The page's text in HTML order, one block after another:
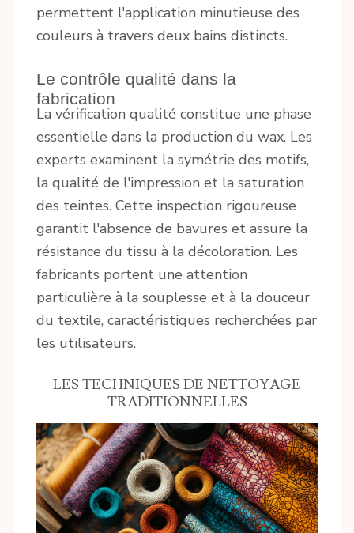
permettent l'application minutieuse des
couleurs à travers deux bains distincts.
Le contrôle qualité dans la
fabrication
La vérification qualité constitue une phase
essentielle dans la production du wax. Les
experts examinent la symétrie des motifs,
la qualité de l'impression et la saturation
des teintes. Cette inspection rigoureuse
garantit l'absence de bavures et assure la
résistance du tissu à la décoloration. Les
fabricants portent une attention
particulière à la souplesse et à la douceur
du textile, caractéristiques recherchées par
les utilisateurs.
LES TECHNIQUES DE NETTOYAGE
TRADITIONNELLES